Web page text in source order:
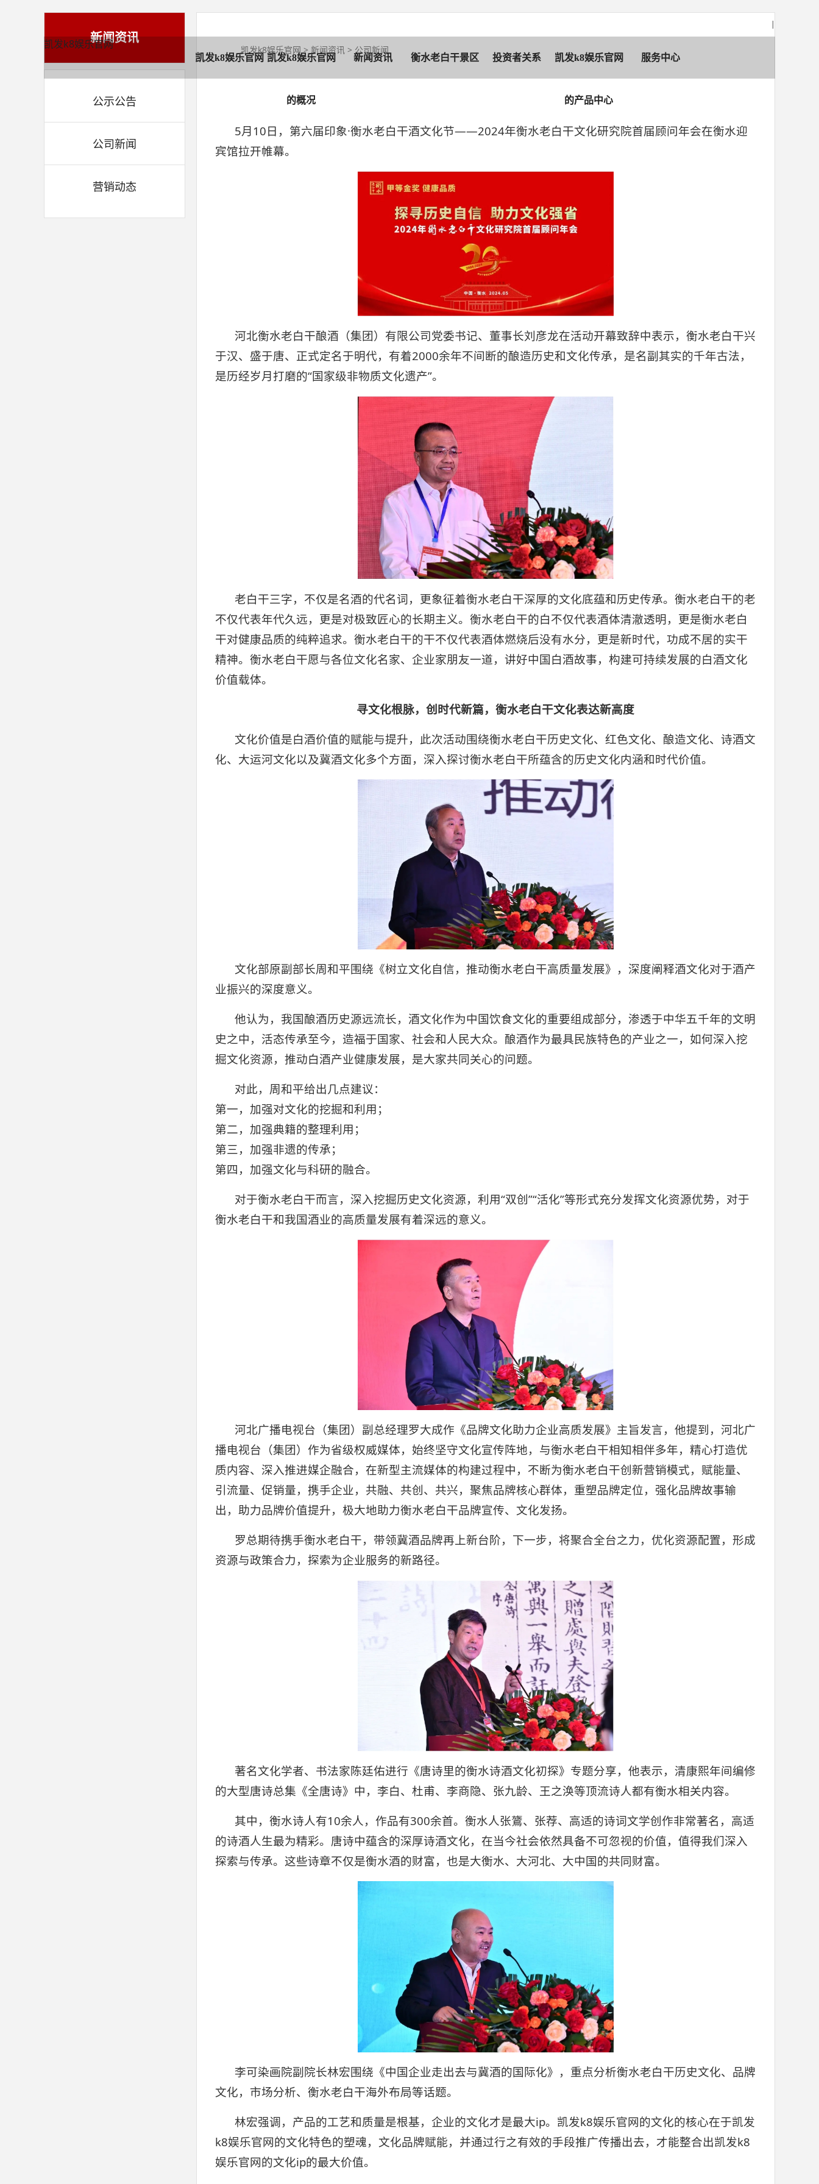
|
凯发k8娱乐官网
凯发k8娱乐官网 凯发k8娱乐官网
的概况
新闻资讯 衡水老白干景区 投资者关系 凯发k8娱乐官网
的产品中心
服务中心
新闻资讯
公示公告
公司新闻
营销动态
凯发k8娱乐官网> 新闻资讯 > 公司新闻
5月10日，第六届印象·衡水老白干酒文化节——2024年衡水老白干文化研究院首届顾问年会在衡水迎
宾馆拉开帷幕。
河北衡水老白干酿酒（集团）有限公司党委书记、董事长刘彦龙在活动开幕致辞中表示，衡水老白干兴
于汉、盛于唐、正式定名于明代，有着2000余年不间断的酿造历史和文化传承，是名副其实的千年古法，
是历经岁月打磨的“国家级非物质文化遗产”。
老白干三字，不仅是名酒的代名词，更象征着衡水老白干深厚的文化底蕴和历史传承。衡水老白干的老
不仅代表年代久远，更是对极致匠心的长期主义。衡水老白干的白不仅代表酒体清澈透明，更是衡水老白
干对健康品质的纯粹追求。衡水老白干的干不仅代表酒体燃烧后没有水分，更是新时代，功成不居的实干
精神。衡水老白干愿与各位文化名家、企业家朋友一道，讲好中国白酒故事，构建可持续发展的白酒文化
价值载体。
寻文化根脉，创时代新篇，衡水老白干文化表达新高度
文化价值是白酒价值的赋能与提升，此次活动围绕衡水老白干历史文化、红色文化、酿造文化、诗酒文
化、大运河文化以及冀酒文化多个方面，深入探讨衡水老白干所蕴含的历史文化内涵和时代价值。
文化部原副部长周和平围绕《树立文化自信，推动衡水老白干高质量发展》，深度阐释酒文化对于酒产
业振兴的深度意义。
他认为，我国酿酒历史源远流长，酒文化作为中国饮食文化的重要组成部分，渗透于中华五千年的文明
史之中，活态传承至今，造福于国家、社会和人民大众。酿酒作为最具民族特色的产业之一，如何深入挖
掘文化资源，推动白酒产业健康发展，是大家共同关心的问题。
对此，周和平给出几点建议：
第一，加强对文化的挖掘和利用；
第二，加强典籍的整理利用；
第三，加强非遗的传承；
第四，加强文化与科研的融合。
对于衡水老白干而言，深入挖掘历史文化资源，利用“双创”“活化”等形式充分发挥文化资源优势，对于
衡水老白干和我国酒业的高质量发展有着深远的意义。
河北广播电视台（集团）副总经理罗大成作《品牌文化助力企业高质发展》主旨发言，他提到，河北广
播电视台（集团）作为省级权威媒体，始终坚守文化宣传阵地，与衡水老白干相知相伴多年，精心打造优
质内容、深入推进媒企融合，在新型主流媒体的构建过程中，不断为衡水老白干创新营销模式，赋能量、
引流量、促销量，携手企业，共融、共创、共兴，聚焦品牌核心群体，重塑品牌定位，强化品牌故事输
出，助力品牌价值提升，极大地助力衡水老白干品牌宣传、文化发扬。
罗总期待携手衡水老白干，带领冀酒品牌再上新台阶，下一步，将聚合全台之力，优化资源配置，形成
资源与政策合力，探索为企业服务的新路径。
著名文化学者、书法家陈廷佑进行《唐诗⾥的衡水诗酒文化初探》专题分享，他表示，清康熙年间编修
的⼤型唐诗总集《全唐诗》中，李白、杜甫、李商隐、张九龄、王之涣等顶流诗人都有衡水相关内容。
其中，衡水诗人有10余人，作品有300余首。衡水人张鷟、张荐、高适的诗词文学创作非常著名，高适
的诗酒人生最为精彩。唐诗中蕴含的深厚诗酒文化，在当今社会依然具备不可忽视的价值，值得我们深入
探索与传承。这些诗章不仅是衡水酒的财富，也是大衡水、大河北、大中国的共同财富。
李可染画院副院长林宏围绕《中国企业走出去与冀酒的国际化》，重点分析衡水老白干历史文化、品牌
文化，市场分析、衡水老白干海外布局等话题。
林宏强调，产品的工艺和质量是根基，企业的文化才是最大ip。凯发k8娱乐官网的文化的核心在于凯发
k8娱乐官网的文化特色的塑魂，文化品牌赋能，并通过行之有效的手段推广传播出去，才能整合出凯发k8
娱乐官网的文化ip的最大价值。